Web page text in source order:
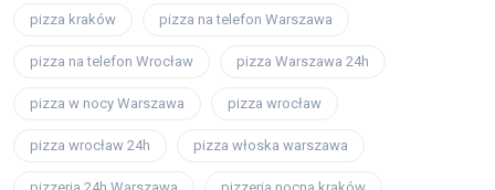
pizza kraków pizza na telefon Warszawa
pizza na telefon Wrocław pizza Warszawa 24h
pizza w nocy Warszawa pizza wrocław
pizza wrocław 24h pizza włoska warszawa